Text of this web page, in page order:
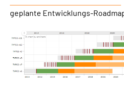
geplante Entwicklungs-Roadmap